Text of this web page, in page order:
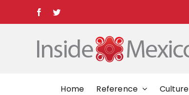
content
FacebookTwitter
Home Reference Culture